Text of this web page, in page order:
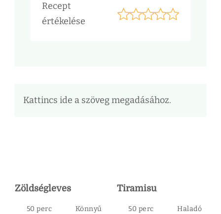
Recept
értékelése
Kattincs ide a szöveg megadásához.
Zöldségleves
50 perc Könnyű
Tiramisu
50 perc Haladó